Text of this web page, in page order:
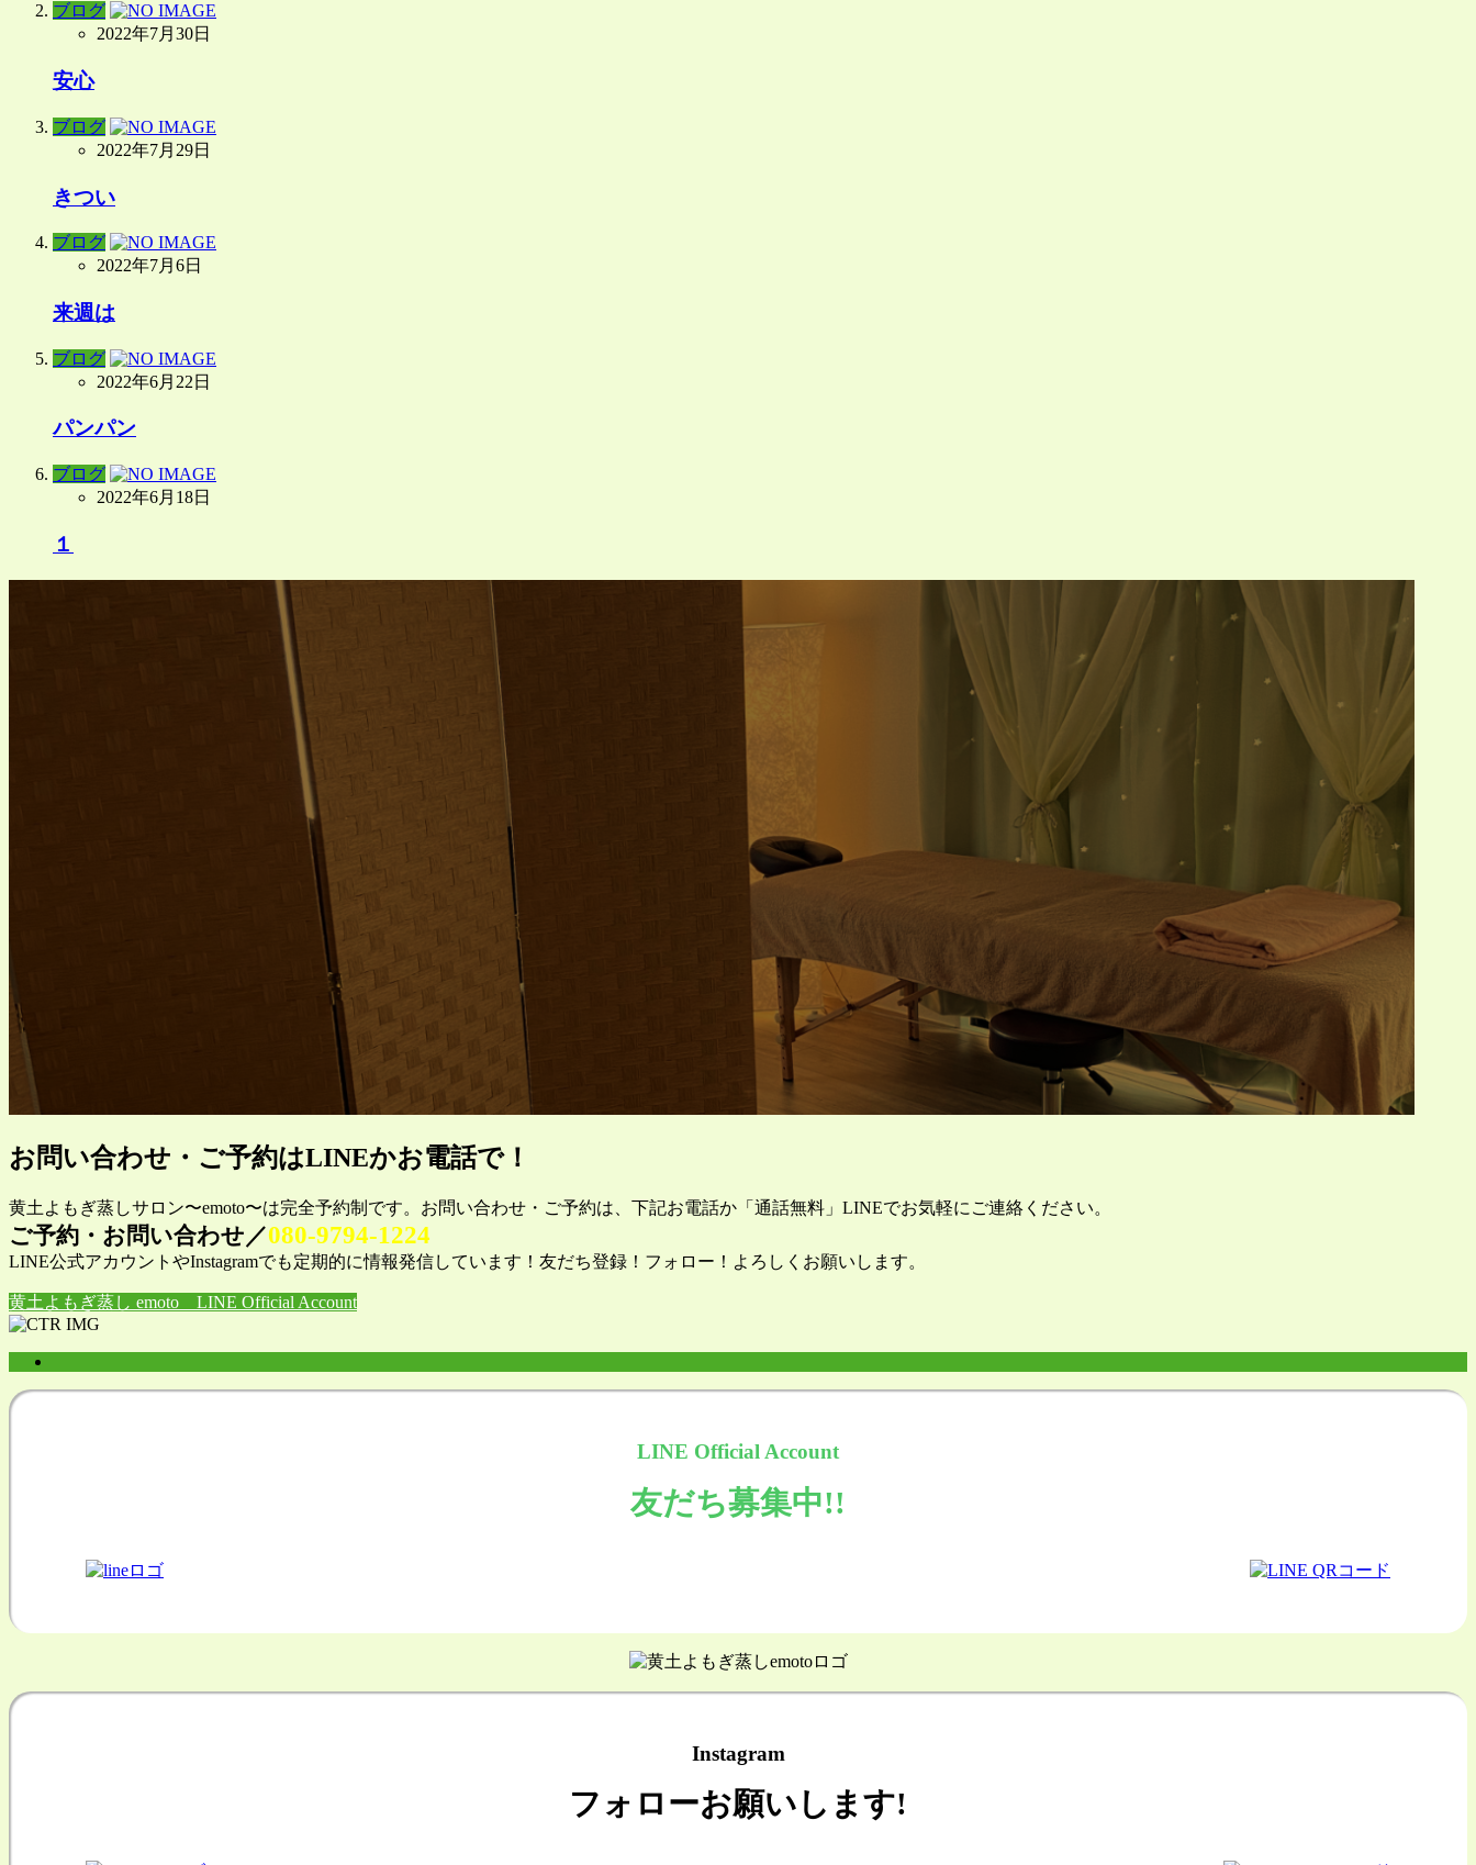
ブログ
2022年7月30日
安心
ブログ
2022年7月29日
きつい
ブログ
2022年7月6日
来週は
ブログ
2022年6月22日
パンパン
ブログ
2022年6月18日
１
お問い合わせ・ご予約はLINEかお電話で！
黄土よもぎ蒸しサロン〜emoto〜は完全予約制です。お問い合わせ・ご予約は、下記お電話か「通話無料」LINEでお気軽にご連絡ください。
ご予約・お問い合わせ／080-9794-1224
LINE公式アカウントやInstagramでも定期的に情報発信しています！友だち登録！フォロー！よろしくお願いします。
黄土よもぎ蒸し emoto LINE Official Account
LINE Official Account
友だち募集中!!
Instagram
フォローお願いします!